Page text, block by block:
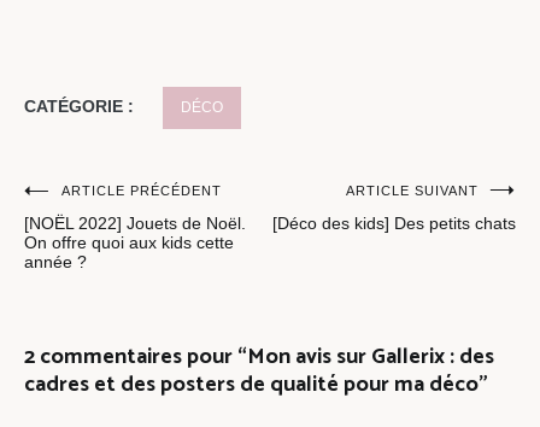
CATÉGORIE : DÉCO
Navigation
de
ARTICLE PRÉCÉDENT
[NOËL 2022] Jouets de Noël.
On offre quoi aux kids cette
année ?
ARTICLE SUIVANT
[Déco des kids] Des petits chats
2 commentaires pour “Mon avis sur Gallerix : des
cadres et des posters de qualité pour ma déco”